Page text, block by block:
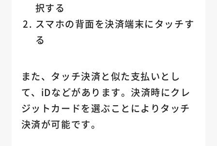
択する
スマホの背面を決済端末にタッチす
る
また、タッチ決済と似た支払いとし
て、iDなどがあります。決済時にクレ
ジットカードを選ぶことによりタッチ
決済が可能です。